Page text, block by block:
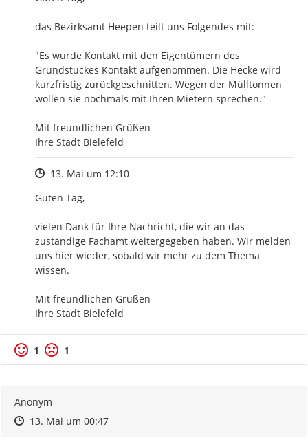
das Bezirksamt Heepen teilt uns Folgendes mit:
"Es wurde Kontakt mit den Eigentümern des
Grundstückes Kontakt aufgenommen. Die Hecke wird
kurzfristig zurückgeschnitten. Wegen der Mülltonnen
wollen sie nochmals mit Ihren Mietern sprechen."
Mit freundlichen Grüßen
Ihre Stadt Bielefeld
Zeitpunkt des Erstellens
13. Mai um 12:10
Guten Tag,
vielen Dank für Ihre Nachricht, die wir an das
zuständige Fachamt weitergegeben haben. Wir melden
uns hier wieder, sobald wir mehr zu dem Thema
wissen.
Mit freundlichen Grüßen
Ihre Stadt Bielefeld
1 1
Anonym
Zeitpunkt des Erstellens
Zeitpunkt des Erstellens
13. Mai um 00:47Zur Äußerung